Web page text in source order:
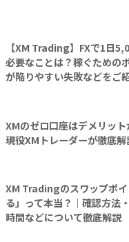
【XM Trading】FXで1日
必要なことは？稼ぐための
が陥りやすい失敗などをご
XMのゼロ口座はデメリット
現役XMトレーダーが徹底解
XM Tradingのスワップポ
る」って本当？｜確認方法
時間などについて徹底解説